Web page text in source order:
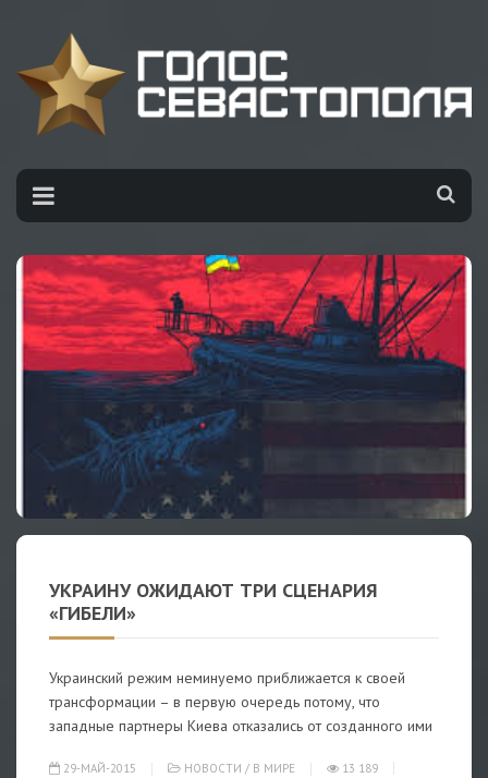
УКРАИНУ ОЖИДАЮТ ТРИ СЦЕНАРИЯ
«ГИБЕЛИ»
Украинский режим неминуемо приближается к своей
трансформации – в первую очередь потому, что
западные партнеры Киева отказались от созданного ими
29-МАЙ-2015 НОВОСТИ / В МИРЕ
13 189